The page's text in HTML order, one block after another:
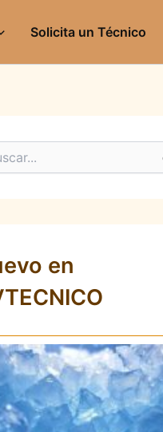
Solicita un Técnico
en